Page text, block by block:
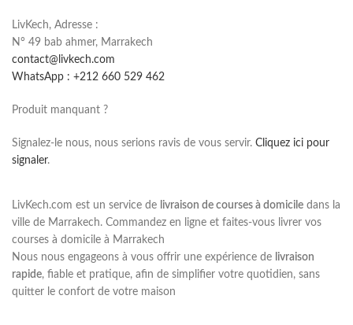
LivKech, Adresse :
N° 49 bab ahmer, Marrakech
contact@livkech.com
WhatsApp : +212 660 529 462
Produit manquant ?
Signalez-le nous, nous serions ravis de vous servir. Cliquez ici pour
signaler.
LivKech.com est un service de livraison de courses à domicile dans la
ville de Marrakech. Commandez en ligne et faites-vous livrer vos
courses à domicile à Marrakech
Nous nous engageons à vous offrir une expérience de livraison
rapide, fiable et pratique, afin de simplifier votre quotidien, sans
quitter le confort de votre maison